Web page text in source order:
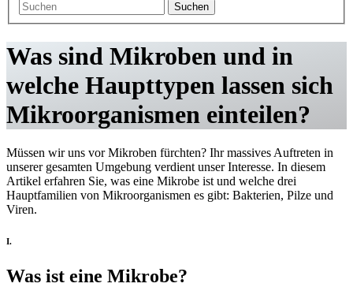
Suchen
Was sind Mikroben und in
welche Haupttypen lassen sich
Mikroorganismen einteilen?
Müssen wir uns vor Mikroben fürchten? Ihr massives Auftreten in
unserer gesamten Umgebung verdient unser Interesse. In diesem
Artikel erfahren Sie, was eine Mikrobe ist und welche drei
Hauptfamilien von Mikroorganismen es gibt: Bakterien, Pilze und
Viren.
I.
Was ist eine Mikrobe?